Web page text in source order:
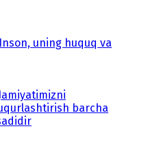
uning huquq va
barcha